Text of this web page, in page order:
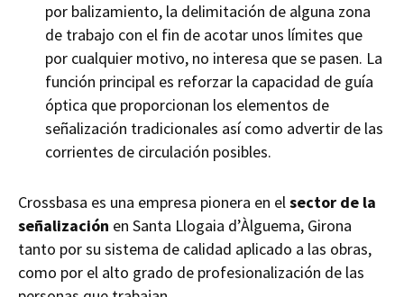
por balizamiento, la delimitación de alguna zona
de trabajo con el fin de acotar unos límites que
por cualquier motivo, no interesa que se pasen. La
función principal es reforzar la capacidad de guía
óptica que proporcionan los elementos de
señalización tradicionales así como advertir de las
corrientes de circulación posibles.
Crossbasa es una empresa pionera en elsector de la
señalización en Santa Llogaia d’Àlguema, Girona
tanto por su sistema de calidad aplicado a las obras,
como por el alto grado de profesionalización de las